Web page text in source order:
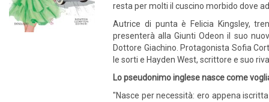
resta per molti il cuscino morbido dove
Autrice di punta è Felicia Kingsley,
presenterà alla Giunti Odeon il suo
Dottore Giachino. Protagonista Sofia
le sorti e Hayden West, scrittore e suo
Lo pseudonimo inglese nasce come
"Nasce per necessità: ero appena